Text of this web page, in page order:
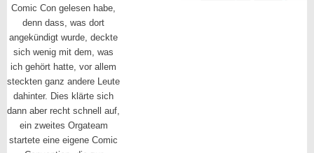
Comic Con gelesen habe,
denn dass, was dort
angekündigt wurde, deckte
sich wenig mit dem, was
ich gehört hatte, vor allem
steckten ganz andere Leute
dahinter. Dies klärte sich
dann aber recht schnell auf,
ein zweites Orgateam
startete eine eigene Comic